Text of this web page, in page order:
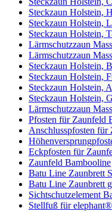
Steckzaun Holstein,
Steckzaun Holstein,
Steckzaun Holstein,
Lärmschutzzaun
Lärmschutzzaun
Steckzaun Holstein,
Steckzaun Holstein,
Steckzaun Holstein,
Steckzaun Holstein,
Lärmschutzzaun
Pfosten für Zaunfeld
Anschlusspfosten
Eckpfosten für
Zaunfeld Bambooline
Batu Line Zaunbrett
Batu Line Zaunbrett
Sichtschutzelement
Stellfuß für